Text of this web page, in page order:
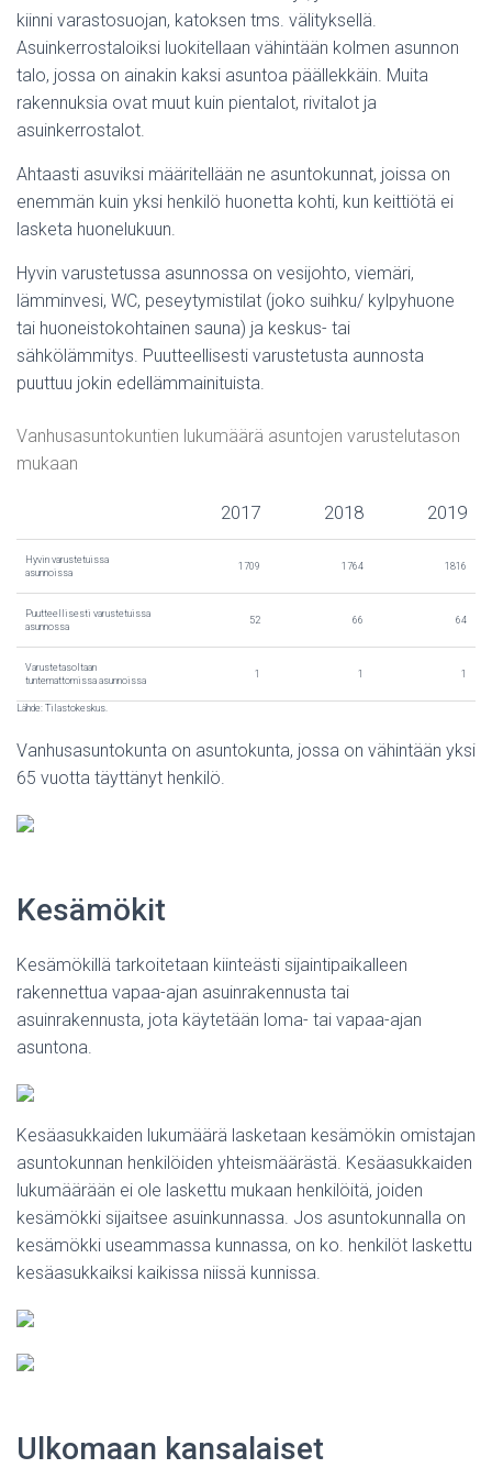
kiinni varastosuojan, katoksen tms. välityksellä.
Asuinkerrostaloiksi luokitellaan vähintään kolmen asunnon
talo, jossa on ainakin kaksi asuntoa päällekkäin. Muita
rakennuksia ovat muut kuin pientalot, rivitalot ja
asuinkerrostalot.
Ahtaasti asuviksi määritellään ne asuntokunnat, joissa on
enemmän kuin yksi henkilö huonetta kohti, kun keittiötä ei
lasketa huonelukuun.
Hyvin varustetussa asunnossa on vesijohto, viemäri,
lämminvesi, WC, peseytymistilat (joko suihku/ kylpyhuone
tai huoneistokohtainen sauna) ja keskus- tai
sähkölämmitys. Puutteellisesti varustetusta aunnosta
puuttuu jokin edellämmainituista.
Vanhusasuntokuntien lukumäärä asuntojen varustelutason
mukaan
2017 2018 2019
Hyvin varustetuissa
asunnoissa
1709 1764 1816
Puutteellisesti varustetuissa
asunnossa
52 66 64
Varustetasoltaan
tuntemattomissa asunnoissa
1 1 1
Lähde: Tilastokeskus.
Vanhusasuntokunta on asuntokunta, jossa on vähintään yksi
65 vuotta täyttänyt henkilö.
Kesämökit
Kesämökillä tarkoitetaan kiinteästi sijaintipaikalleen
rakennettua vapaa-ajan asuinrakennusta tai
asuinrakennusta, jota käytetään loma- tai vapaa-ajan
asuntona.
Kesäasukkaiden lukumäärä lasketaan kesämökin omistajan
asuntokunnan henkilöiden yhteismäärästä. Kesäasukkaiden
lukumäärään ei ole laskettu mukaan henkilöitä, joiden
kesämökki sijaitsee asuinkunnassa. Jos asuntokunnalla on
kesämökki useammassa kunnassa, on ko. henkilöt laskettu
kesäasukkaiksi kaikissa niissä kunnissa.
Ulkomaan kansalaiset